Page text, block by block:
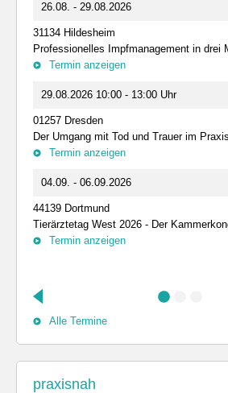
26.08. - 29.08.2026
31134 Hildesheim
Professionelles Impfmanagement in drei
Termin anzeigen
29.08.2026 10:00 - 13:00 Uhr
01257 Dresden
Der Umgang mit Tod und Trauer im
Termin anzeigen
04.09. - 06.09.2026
44139 Dortmund
Tierärztetag West 2026 - Der
Termin anzeigen
Alle Termine
praxisnah